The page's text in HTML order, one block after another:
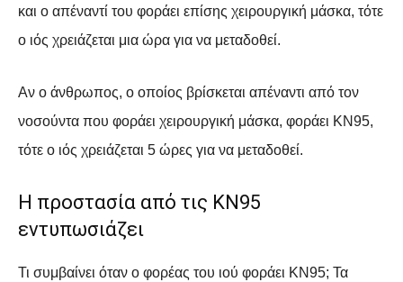
και ο απέναντί του φοράει επίσης χειρουργική μάσκα, τότε
ο ιός χρειάζεται μια ώρα για να μεταδοθεί.
Αν ο άνθρωπος, ο οποίος βρίσκεται απέναντι από τον
νοσούντα που φοράει χειρουργική μάσκα, φοράει KN95,
τότε ο ιός χρειάζεται 5 ώρες για να μεταδοθεί.
Η προστασία από τις KN95
εντυπωσιάζει
Τι συμβαίνει όταν ο φορέας του ιού φοράει ΚΝ95; Τα